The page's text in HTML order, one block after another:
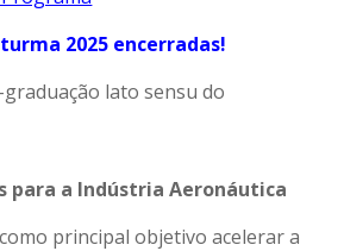
2025 encerradas!
lato sensu do
para a Indústria Aeronáutica
principal objetivo acelerar a